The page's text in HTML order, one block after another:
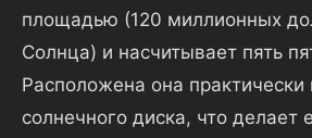
площадью (120 миллионных
Солнца) и насчитывает пять
Расположена она практически
солнечного диска, что делает